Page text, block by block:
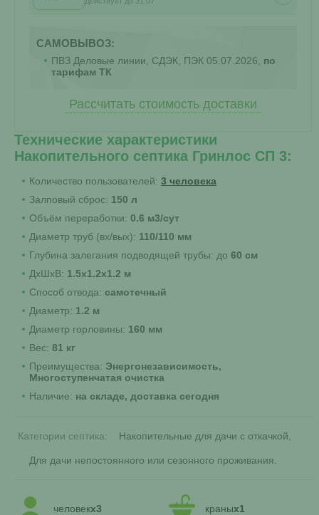
САМОВЫВОЗ:
ПВЗ Деловые линии, СДЭК, ПЭК 05.07.2026, по
тарифам ТК
Рассчитать стоимость доставки
Технические характеристики
Накопительного септика Гринлос СП 3:
Количество пользователей: 3 человека
Залповый сброс: 150 л
Объём переработки: 0.6 м3/сут
Диаметр труб (вх/вых): 110/110 мм
Глубина залегания подводящей трубы: до 60 см
ДхШхВ: 1.5х1.2х1.2 м
Способ отвода: самотечный
Диаметр: 1.2 м
Диаметр горловины: 160 мм
Вес: 81 кг
Преимущества: Энергонезависимость,
Многоступенчатая очистка
Наличие: на складе, доставка сегодня
Категории септика: Накопительные для дачи с откачкой
Для дачи непостоянного или сезонного проживания
человекx3 краныx1